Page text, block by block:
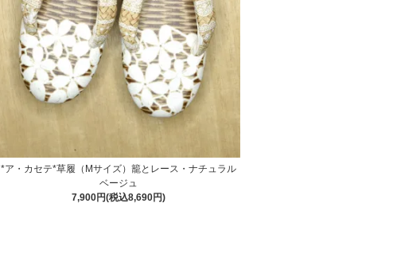
*ア・カセテ*草履（Mサイズ）籠とレース・ナチュラル
ベージュ
7,900円(税込8,690円)